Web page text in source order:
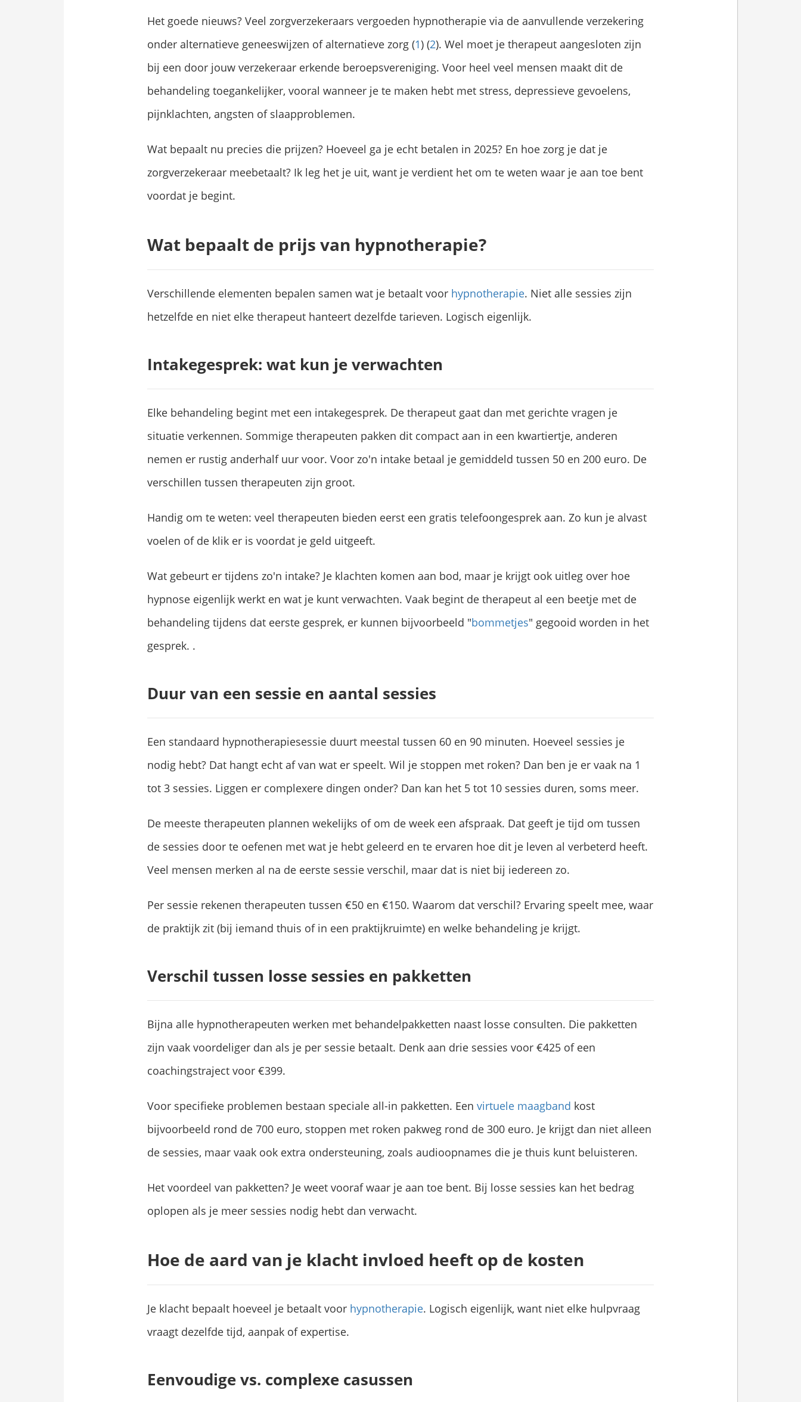
Het goede nieuws? Veel zorgverzekeraars vergoeden hypnotherapie via de aanvullende verzekering
onder alternatieve geneeswijzen of alternatieve zorg (1) (2). Wel moet je therapeut aangesloten zijn
bij een door jouw verzekeraar erkende beroepsvereniging. Voor heel veel mensen maakt dit de
behandeling toegankelijker, vooral wanneer je te maken hebt met stress, depressieve gevoelens,
pijnklachten, angsten of slaapproblemen.
Wat bepaalt nu precies die prijzen? Hoeveel ga je echt betalen in 2025? En hoe zorg je dat je
zorgverzekeraar meebetaalt? Ik leg het je uit, want je verdient het om te weten waar je aan toe bent
voordat je begint.
Wat bepaalt de prijs van hypnotherapie?
Verschillende elementen bepalen samen wat je betaalt voor hypnotherapie. Niet alle sessies zijn
hetzelfde en niet elke therapeut hanteert dezelfde tarieven. Logisch eigenlijk.
Intakegesprek: wat kun je verwachten
Elke behandeling begint met een intakegesprek. De therapeut gaat dan met gerichte vragen je
situatie verkennen. Sommige therapeuten pakken dit compact aan in een kwartiertje, anderen
nemen er rustig anderhalf uur voor. Voor zo'n intake betaal je gemiddeld tussen 50 en 200 euro. De
verschillen tussen therapeuten zijn groot.
Handig om te weten: veel therapeuten bieden eerst een gratis telefoongesprek aan. Zo kun je alvast
voelen of de klik er is voordat je geld uitgeeft.
Wat gebeurt er tijdens zo'n intake? Je klachten komen aan bod, maar je krijgt ook uitleg over hoe
hypnose eigenlijk werkt en wat je kunt verwachten. Vaak begint de therapeut al een beetje met de
behandeling tijdens dat eerste gesprek, er kunnen bijvoorbeeld "bommetjes" gegooid worden in het
gesprek. .
Duur van een sessie en aantal sessies
Een standaard hypnotherapiesessie duurt meestal tussen 60 en 90 minuten. Hoeveel sessies je
nodig hebt? Dat hangt echt af van wat er speelt. Wil je stoppen met roken? Dan ben je er vaak na 1
tot 3 sessies. Liggen er complexere dingen onder? Dan kan het 5 tot 10 sessies duren, soms meer.
De meeste therapeuten plannen wekelijks of om de week een afspraak. Dat geeft je tijd om tussen
de sessies door te oefenen met wat je hebt geleerd en te ervaren hoe dit je leven al verbeterd heeft.
Veel mensen merken al na de eerste sessie verschil, maar dat is niet bij iedereen zo.
Per sessie rekenen therapeuten tussen €50 en €150. Waarom dat verschil? Ervaring speelt mee, waar
de praktijk zit (bij iemand thuis of in een praktijkruimte) en welke behandeling je krijgt.
Verschil tussen losse sessies en pakketten
Bijna alle hypnotherapeuten werken met behandelpakketten naast losse consulten. Die pakketten
zijn vaak voordeliger dan als je per sessie betaalt. Denk aan drie sessies voor €425 of een
coachingstraject voor €399.
Voor specifieke problemen bestaan speciale all-in pakketten. Een virtuele maagband kost
bijvoorbeeld rond de 700 euro, stoppen met roken pakweg rond de 300 euro. Je krijgt dan niet alleen
de sessies, maar vaak ook extra ondersteuning, zoals audioopnames die je thuis kunt beluisteren.
Het voordeel van pakketten? Je weet vooraf waar je aan toe bent. Bij losse sessies kan het bedrag
oplopen als je meer sessies nodig hebt dan verwacht.
Hoe de aard van je klacht invloed heeft op de kosten
Je klacht bepaalt hoeveel je betaalt voor hypnotherapie. Logisch eigenlijk, want niet elke hulpvraag
vraagt dezelfde tijd, aanpak of expertise.
Eenvoudige vs. complexe casussen